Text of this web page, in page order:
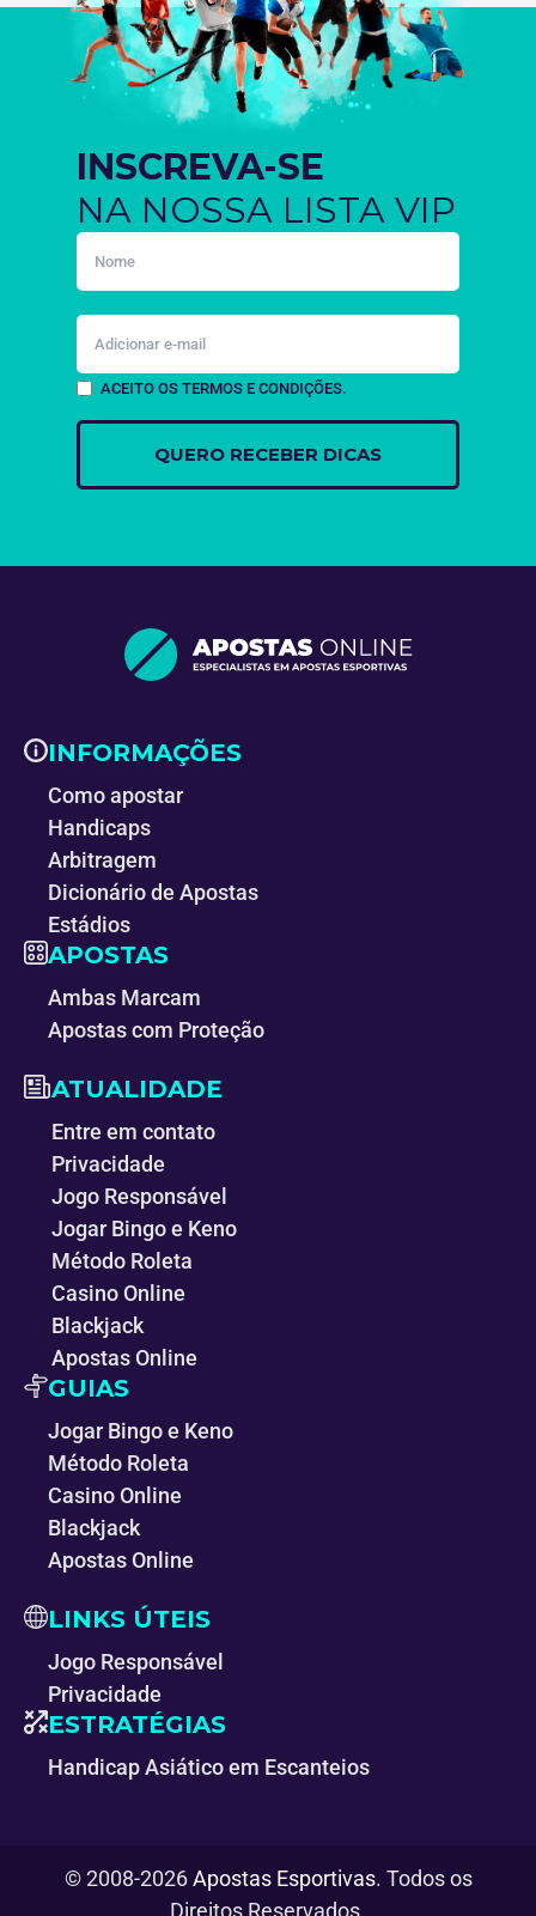
INSCREVA-SE
NA NOSSA LISTA VIP
ACEITO OS TERMOS E CONDIÇÕES.
INFORMAÇÕES
Como apostar
Handicaps
Arbitragem
Dicionário de Apostas
Estádios
APOSTAS
Ambas Marcam
Apostas com Proteção
ATUALIDADE
Entre em contato
Privacidade
Jogo Responsável
Jogar Bingo e Keno
Método Roleta
Casino Online
Blackjack
Apostas Online
GUIAS
Jogar Bingo e Keno
Método Roleta
Casino Online
Blackjack
Apostas Online
LINKS ÚTEIS
Jogo Responsável
Privacidade
ESTRATÉGIAS
Handicap Asiático em Escanteios
© 2008-2026Apostas Esportivas. Todos os
Direitos Reservados.